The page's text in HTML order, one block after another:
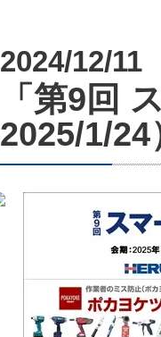
2024/12/11
「第9回
2025/1/